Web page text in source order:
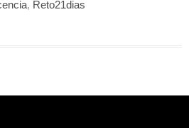
, Reto21dias